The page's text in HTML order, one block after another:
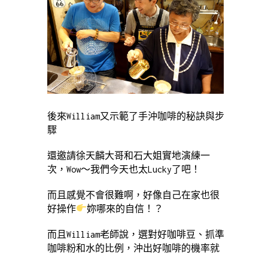
後來William又示範了手沖咖啡的秘訣與步
驟
還邀請徐天麟大哥和石大姐實地演練一
次，Wow～我們今天也太Lucky了吧！
而且感覺不會很難啊，好像自己在家也很
好操作
妳哪來的自信！？
而且William老師說，選對好咖啡豆、抓準
咖啡粉和水的比例，沖出好咖啡的機率就